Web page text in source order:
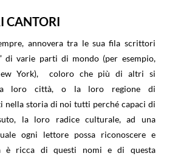
CANTORI
annovera tra le sua fila scrittori
di varie parti di mondo (per esempio,
York),
coloro che più di altri si
loro città, o la loro regione di
nella storia di noi tutti perché capaci di
la loro radice culturale, ad una
ogni lettore possa riconoscere e
è ricca di questi nomi e di questa